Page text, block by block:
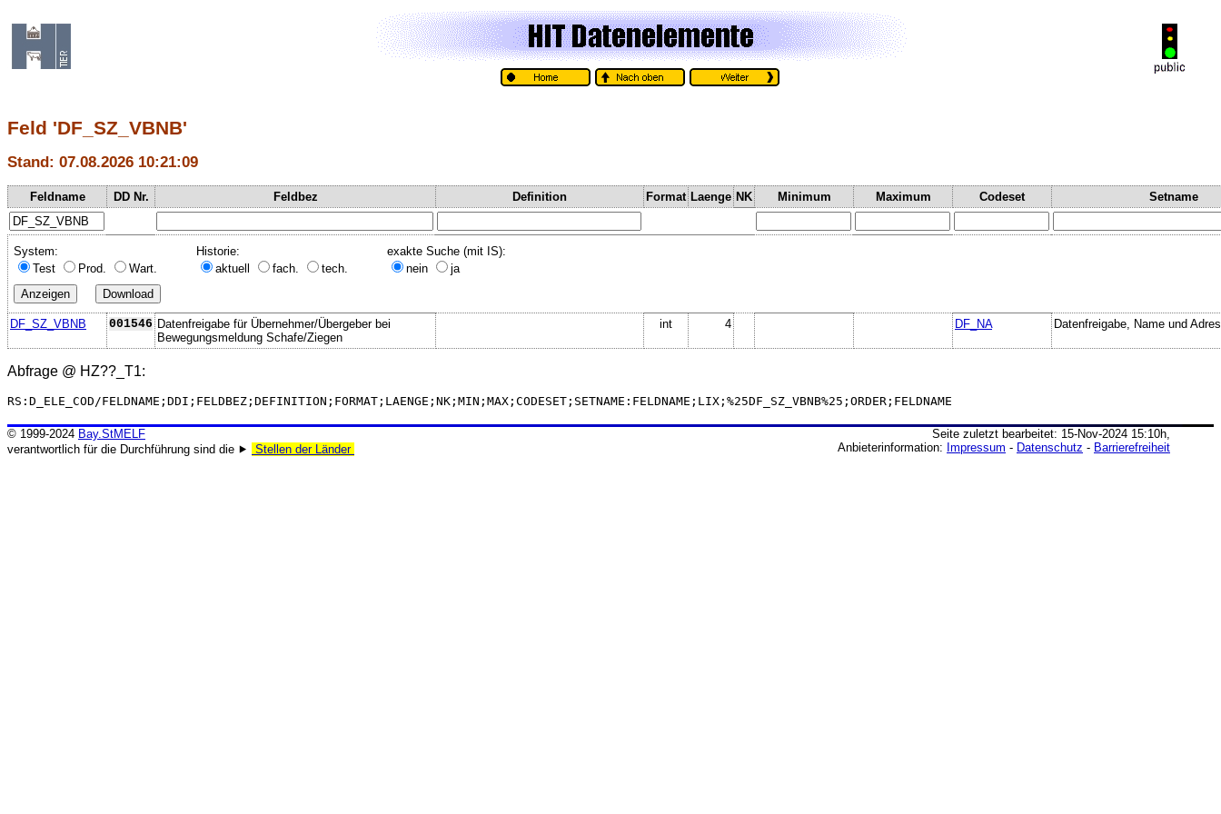
Feld 'DF_SZ_VBNB'
Stand: 07.08.2026 10:21:09
Feldname DD Nr. Feldbez Definition Format Laenge NK Minimum Maximum Codeset Setname
System:
Test
Prod. Wart.
Historie:
aktuell
fach. tech.
exakte Suche (mit IS):
nein
ja
DF_SZ_VBNB 001546 Datenfreigabe für Übernehmer/Übergeber bei
Bewegungsmeldung Schafe/Ziegen
int 4 DF_NA Datenfreigabe, Name und
Abfrage @ HZ??_T1:
RS:D_ELE_COD/FELDNAME;DDI;FELDBEZ;DEFINITION;FORMAT;LAENGE;NK;MIN;MAX;CODESET;SETNAME:FELDNAME;LIX;%25DF_SZ_VBNB%25;ORDER;FELDNAME
Seite zuletzt bearbeitet: 15-Nov-2024 15:10h,
Anbieterinformation: Impressum - Datenschutz - Barrierefreiheit
© 1999-2024 Bay.StMELF
verantwortlich für die Durchführung sind die ⯈
Stellen der Länder